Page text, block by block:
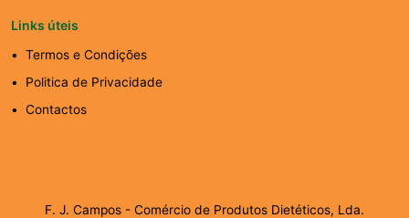
Links úteis
Termos e Condições
Politica de Privacidade
Contactos
F. J. Campos - Comércio de Produtos Dietéticos, Lda.